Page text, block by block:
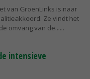
van GroenLinks is naar
Ze vindt het
omvang van de...
intensieve